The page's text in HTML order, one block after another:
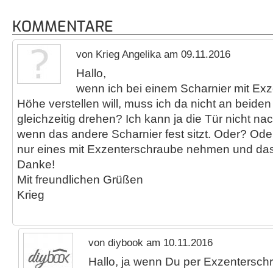
KOMMENTARE
von Krieg Angelika am 09.11.2016
Hallo,
wenn ich bei einem Scharnier mit
Höhe verstellen will, muss ich da nicht an
gleichzeitig drehen? Ich kann ja die Tür nicht
wenn das andere Scharnier fest sitzt. Oder?
nur eines mit Exzenterschraube nehmen und
Danke!
Mit freundlichen Grüßen
Krieg
von diybook am 10.11.2016
Hallo, ja wenn Du per